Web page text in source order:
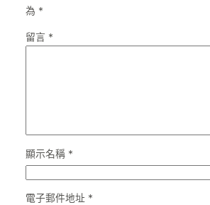
為 *
留言 *
顯示名稱 *
電子郵件地址 *